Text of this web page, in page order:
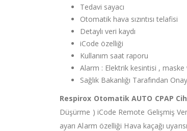
Tedavi sayacı
Otomatik hava sızıntısı telafisi
Detaylı veri kaydı
iCode özelliği
Kullanım saat raporu
Alarm : Elektrik kesintisi ,
Sağlık Bakanlığı Tarafından
Respirox Otomatik AUTO CPAP
Düşürme ) iCode Remote Gelişmiş
ayarı Alarm özelliği Hava kaçağı